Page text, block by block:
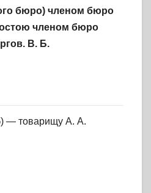
бюро) членом бюро
членом бюро
В. Б.
— товарищу А. А.